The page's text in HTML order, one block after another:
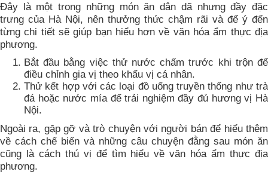
Đây là một trong những món ăn dân dã nhưng đầy đặc
trưng của Hà Nội, nên thưởng thức chậm rãi và để ý đến
từng chi tiết sẽ giúp bạn hiểu hơn về văn hóa ẩm thực địa
phương.
Bắt đầu bằng việc thử nước chấm trước khi trộn để
điều chỉnh gia vị theo khẩu vị cá nhân.
Thử kết hợp với các loại đồ uống truyền thống như trà
đá hoặc nước mía để trải nghiệm đầy đủ hương vị Hà
Nội.
Ngoài ra, gặp gỡ và trò chuyện với người bán để hiểu thêm
về cách chế biến và những câu chuyện đằng sau món ăn
cũng là cách thú vị để tìm hiểu về văn hóa ẩm thực địa
phương.